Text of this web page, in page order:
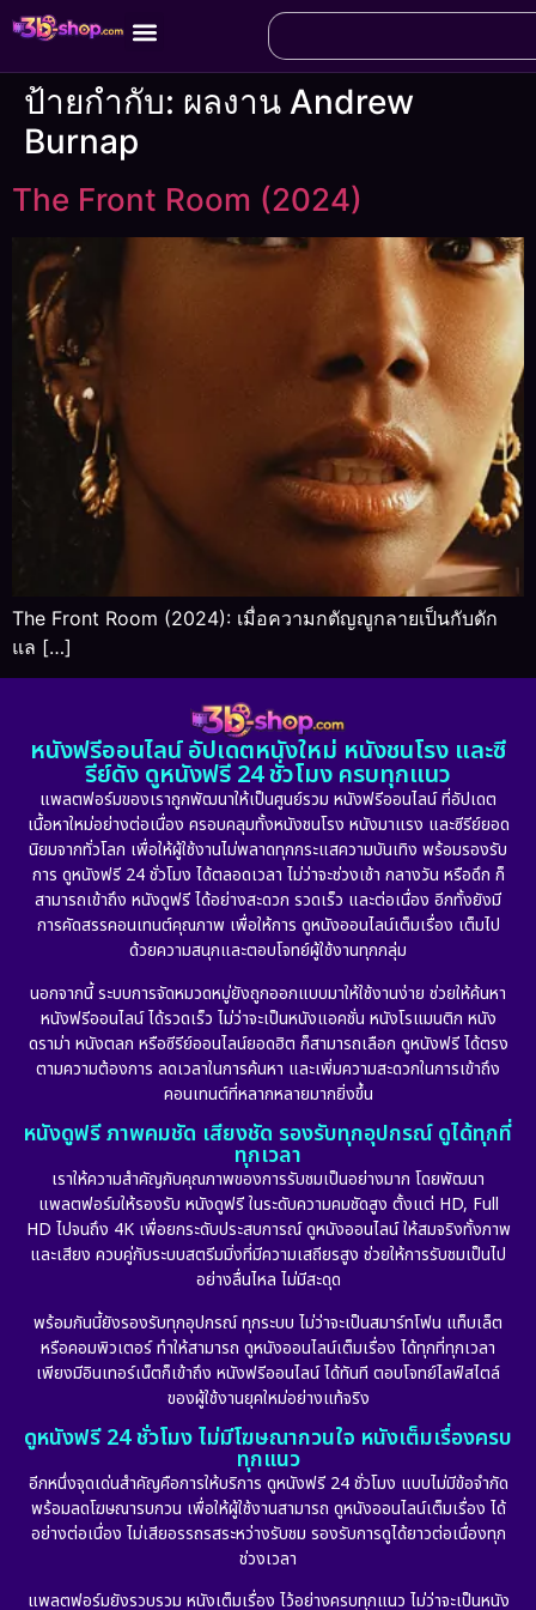
ป้ายกำกับ: ผลงาน Andrew
Burnap
The Front Room (2024)
The Front Room (2024): เมื่อความกตัญญูกลายเป็นกับดัก
แล […]
หนังฟรีออนไลน์ อัปเดตหนังใหม่ หนังชนโรง และซี
รีย์ดัง ดูหนังฟรี 24 ชั่วโมง ครบทุกแนว
แพลตฟอร์มของเราถูกพัฒนาให้เป็นศูนย์รวม หนังฟรีออนไลน์ ที่อัปเดต
เนื้อหาใหม่อย่างต่อเนื่อง ครอบคลุมทั้งหนังชนโรง หนังมาแรง และซีรีย์ยอด
นิยมจากทั่วโลก เพื่อให้ผู้ใช้งานไม่พลาดทุกกระแสความบันเทิง พร้อมรองรับ
การ ดูหนังฟรี 24 ชั่วโมง ได้ตลอดเวลา ไม่ว่าจะช่วงเช้า กลางวัน หรือดึก ก็
สามารถเข้าถึง หนังดูฟรี ได้อย่างสะดวก รวดเร็ว และต่อเนื่อง อีกทั้งยังมี
การคัดสรรคอนเทนต์คุณภาพ เพื่อให้การ ดูหนังออนไลน์เต็มเรื่อง เต็มไป
ด้วยความสนุกและตอบโจทย์ผู้ใช้งานทุกกลุ่ม
นอกจากนี้ ระบบการจัดหมวดหมู่ยังถูกออกแบบมาให้ใช้งานง่าย ช่วยให้ค้นหา
หนังฟรีออนไลน์ ได้รวดเร็ว ไม่ว่าจะเป็นหนังแอคชั่น หนังโรแมนติก หนัง
ดราม่า หนังตลก หรือซีรีย์ออนไลน์ยอดฮิต ก็สามารถเลือก ดูหนังฟรี ได้ตรง
ตามความต้องการ ลดเวลาในการค้นหา และเพิ่มความสะดวกในการเข้าถึง
คอนเทนต์ที่หลากหลายมากยิ่งขึ้น
หนังดูฟรี ภาพคมชัด เสียงชัด รองรับทุกอุปกรณ์ ดูได้ทุกที่
ทุกเวลา
เราให้ความสำคัญกับคุณภาพของการรับชมเป็นอย่างมาก โดยพัฒนา
แพลตฟอร์มให้รองรับ หนังดูฟรี ในระดับความคมชัดสูง ตั้งแต่ HD, Full
HD ไปจนถึง 4K เพื่อยกระดับประสบการณ์ ดูหนังออนไลน์ ให้สมจริงทั้งภาพ
และเสียง ควบคู่กับระบบสตรีมมิ่งที่มีความเสถียรสูง ช่วยให้การรับชมเป็นไป
อย่างลื่นไหล ไม่มีสะดุด
พร้อมกันนี้ยังรองรับทุกอุปกรณ์ ทุกระบบ ไม่ว่าจะเป็นสมาร์ทโฟน แท็บเล็ต
หรือคอมพิวเตอร์ ทำให้สามารถ ดูหนังออนไลน์เต็มเรื่อง ได้ทุกที่ทุกเวลา
เพียงมีอินเทอร์เน็ตก็เข้าถึง หนังฟรีออนไลน์ ได้ทันที ตอบโจทย์ไลฟ์สไตล์
ของผู้ใช้งานยุคใหม่อย่างแท้จริง
ดูหนังฟรี 24 ชั่วโมง ไม่มีโฆษณากวนใจ หนังเต็มเรื่องครบ
ทุกแนว
อีกหนึ่งจุดเด่นสำคัญคือการให้บริการ ดูหนังฟรี 24 ชั่วโมง แบบไม่มีข้อจำกัด
พร้อมลดโฆษณารบกวน เพื่อให้ผู้ใช้งานสามารถ ดูหนังออนไลน์เต็มเรื่อง ได้
อย่างต่อเนื่อง ไม่เสียอรรถรสระหว่างรับชม รองรับการดูได้ยาวต่อเนื่องทุก
ช่วงเวลา
แพลตฟอร์มยังรวบรวม หนังเต็มเรื่อง ไว้อย่างครบทุกแนว ไม่ว่าจะเป็นหนัง